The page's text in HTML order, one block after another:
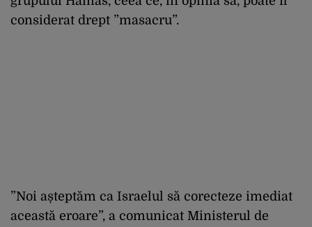
considerat drept ”masacru”.
”Noi așteptăm ca Israelul să corecteze imediat
această eroare”, a comunicat Ministerul de